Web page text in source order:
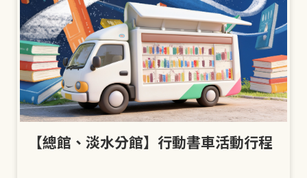
【總館、淡水分館】行動書車活動行程